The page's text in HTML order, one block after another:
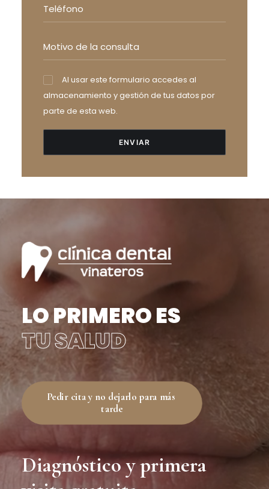
Al usar este formulario accedes al
almacenamiento y gestión de tus datos por
parte de esta web.
LO PRIMERO ES
TU SALUD
Pedir cita y no dejarlo para más
tarde
Diagnóstico y primera